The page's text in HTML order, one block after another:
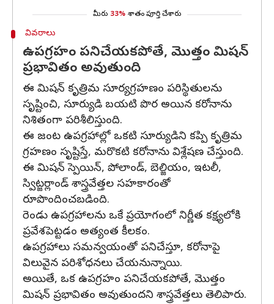
మీరు 33% శాతం పూర్తి చేశారు
వివరాలు
ఉపగ్రహం పనిచేయకపోతే, మొత్తం మిషన్
ప్రభావితం అవుతుంది
ఈ మిషన్ కృత్రిమ సూర్యగ్రహణం పరిస్థితులను
సృష్టించి, సూర్యుడి బయటి పొర అయిన కరోనాను
నిశితంగా పరిశీలిస్తుంది.
ఈ జంట ఉపగ్రహాల్లో ఒకటి సూర్యుడిని కప్పి కృత్రిమ
గ్రహణం సృష్టిస్తే, మరొకటి కరోనాను విశ్లేషణ చేస్తుంది.
ఈ మిషన్ స్పెయిన్, పోలాండ్, బెల్జియం, ఇటలీ,
స్విట్జర్లాండ్ శాస్త్రవేత్తల సహకారంతో
రూపొందించబడింది.
రెండు ఉపగ్రహాలను ఒకే ప్రయోగంలో నిర్ణీత కక్ష్యలోకి
ప్రవేశపెట్టడం అత్యంత కీలకం.
ఉపగ్రహాలు సమన్వయంతో పనిచేస్తూ, కరోనాపై
విలువైన పరిశోధనలు చేయనున్నాయి.
అయితే, ఒక ఉపగ్రహం పనిచేయకపోతే, మొత్తం
మిషన్ ప్రభావితం అవుతుందని శాస్త్రవేత్తలు తెలిపారు.